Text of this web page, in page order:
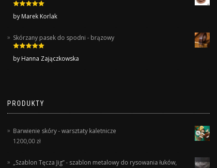
of 5
by Marek Korlak
Skórzany pasek do spodni - brązowy
of 5
by Hanna Zajączkowska
PRODUKTY
Barwienie skóry - warsztaty kaletnicze
1200,00 zł
„Szablon Tęcza Jig” - szablon metalowy do rysowania łuków,